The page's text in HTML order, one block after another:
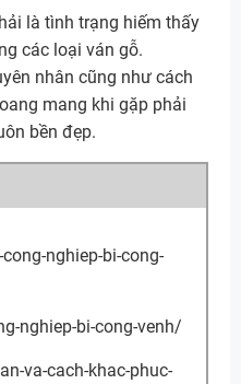
là tình trạng hiếm thấy
các loại ván gỗ.
nhân cũng như cách
mang khi gặp phải
bền đẹp.
nghiep-bi-cong-
nghiep-bi-cong-venh/
va-cach-khac-phuc-